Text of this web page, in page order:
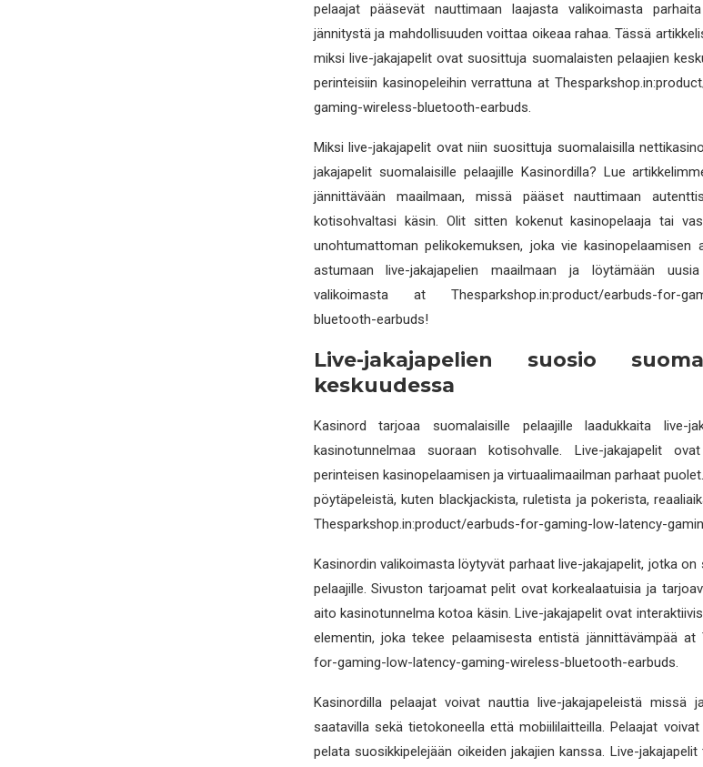
pelaajat pääsevät nauttimaan laajasta valikoimasta
jännitystä ja mahdollisuuden voittaa oikeaa rahaa. Tässä
miksi live-jakajapelit ovat suosittuja suomalaisten pelaajien
perinteisiin kasinopeleihin verrattuna at
gaming-wireless-bluetooth-earbuds.
Miksi live-jakajapelit ovat niin suosittuja suomalaisilla
jakajapelit suomalaisille pelaajille Kasinordilla? Lue
jännittävään maailmaan, missä pääset nauttimaan
kotisohvaltasi käsin. Olit sitten kokenut kasinopelaaja tai
unohtumattoman pelikokemuksen, joka vie kasinopelaamisen
astumaan live-jakajapelien maailmaan ja löytämään
valikoimasta at Thesparkshop.in:product/earbuds-for-
bluetooth-earbuds!
Live-jakajapelien suosio
keskuudessa
Kasinord tarjoaa suomalaisille pelaajille laadukkaita live-
kasinotunnelmaa suoraan kotisohvalle. Live-jakajapelit
perinteisen kasinopelaamisen ja virtuaalimaailman parhaat
pöytäpeleistä, kuten blackjackista, ruletista ja pokerista,
Thesparkshop.in:product/earbuds-for-gaming-low-latency-
Kasinordin valikoimasta löytyvät parhaat live-jakajapelit, jotka
pelaajille. Sivuston tarjoamat pelit ovat korkealaatuisia ja
aito kasinotunnelma kotoa käsin. Live-jakajapelit ovat
elementin, joka tekee pelaamisesta entistä jännittävämpää at
for-gaming-low-latency-gaming-wireless-bluetooth-earbuds.
Kasinordilla pelaajat voivat nauttia live-jakajapeleistä
saatavilla sekä tietokoneella että mobiililaitteilla. Pelaajat
pelata suosikkipelejään oikeiden jakajien kanssa. Live-